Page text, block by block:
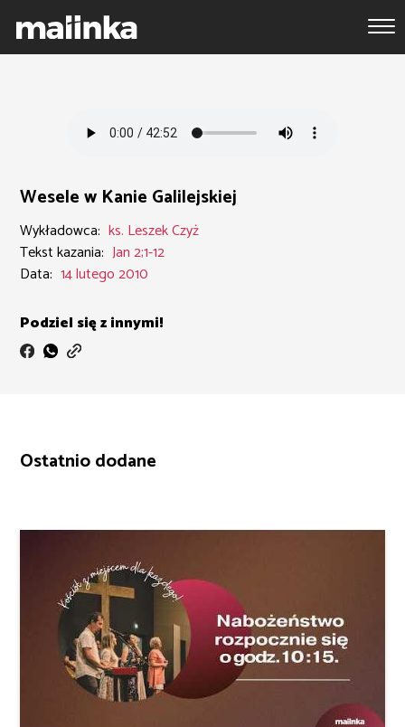
Wesele w Kanie Galilejskiej
Wykładowca: ks. Leszek Czyż
Tekst kazania: Jan 2;1-12
Data: 14 lutego 2010
Podziel się z innymi!
Ostatnio dodane